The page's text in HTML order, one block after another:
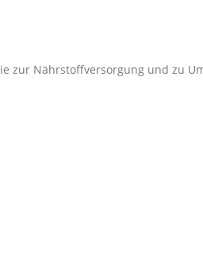
zur Nährstoffversorgung und zu